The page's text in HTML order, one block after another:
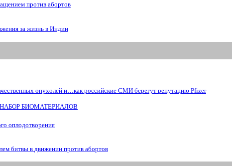
против абортов
за жизнь в Индии
опухолей и…как российские СМИ берегут репутацию Pfizer
БИОМАТЕРИАЛОВ
оплодотворения
битвы в движении против абортов